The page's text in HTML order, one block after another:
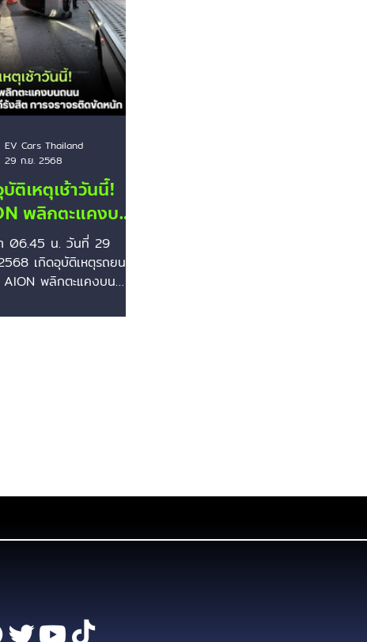
ติเหตุเช้าวันนี้!
พลิกตะแคงบน
วิภาวดีรังสิต การ
รติดขัดหนัก
06.45 น. วันที่ 29
เกิดอุบัติเหตุรถยนต์
AION พลิกตะแคงบน
นป่าวิภาวดี...
EV Cars Thailand
29 ก.ย. 2568